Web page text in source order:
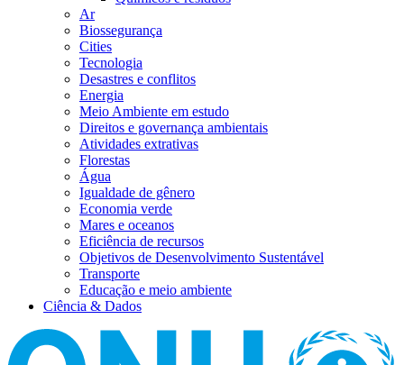
Ar
Biossegurança
Cities
Tecnologia
Desastres e conflitos
Energia
Meio Ambiente em estudo
Direitos e governança ambientais
Atividades extrativas
Florestas
Água
Igualdade de gênero
Economia verde
Mares e oceanos
Eficiência de recursos
Objetivos de Desenvolvimento Sustentável
Transporte
Educação e meio ambiente
Ciência & Dados